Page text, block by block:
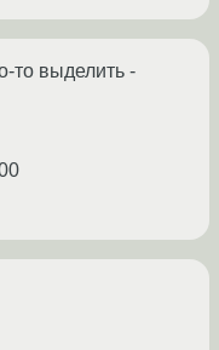
то выделить -